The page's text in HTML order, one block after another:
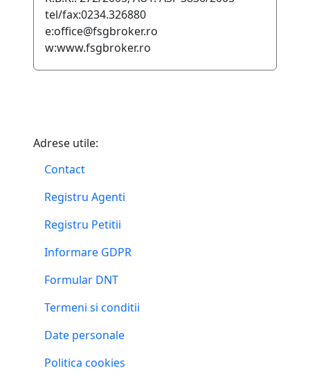
tel/fax:0234.326880
e:office@fsgbroker.ro
w:www.fsgbroker.ro
Adrese utile:
Contact
Registru Agenti
Registru Petitii
Informare GDPR
Formular DNT
Termeni si conditii
Date personale
Politica cookies